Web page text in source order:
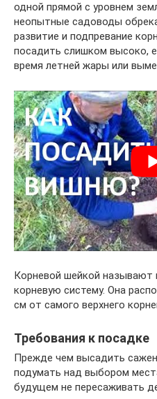
одной прямой с уровнем
неопытные садоводы
развитие и подпревание
посадить слишком высоко,
время летней жары или
Корневой шейкой называют
корневую систему. Она
см от самого верхнего
Требования к посадке
Прежде чем высадить
подумать над выбором
будущем не пересаживать